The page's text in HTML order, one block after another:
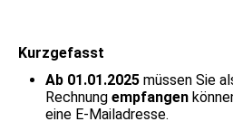
Kurzgefasst
Ab 01.01.2025 müssen Sie
Rechnung empfangen
eine E-Mailadresse.